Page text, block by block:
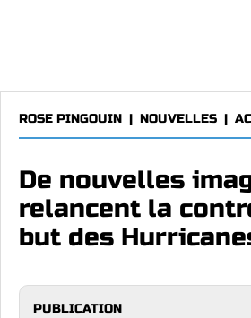
ROSE PINGOUIN | NOUVELLES |
De nouvelles
relancent la
but des
PUBLICATION